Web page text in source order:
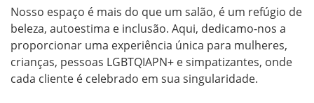
Nosso espaço é mais do que um salão, é um refúgio de
beleza, autoestima e inclusão. Aqui, dedicamo-nos a
proporcionar uma experiência única para mulheres,
crianças, pessoas LGBTQIAPN+ e simpatizantes, onde
cada cliente é celebrado em sua singularidade.